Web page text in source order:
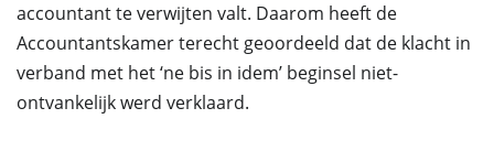
accountant te verwijten valt. Daarom heeft de
Accountantskamer terecht geoordeeld dat de klacht in
verband met het ‘ne bis in idem’ beginsel niet-
ontvankelijk werd verklaard.